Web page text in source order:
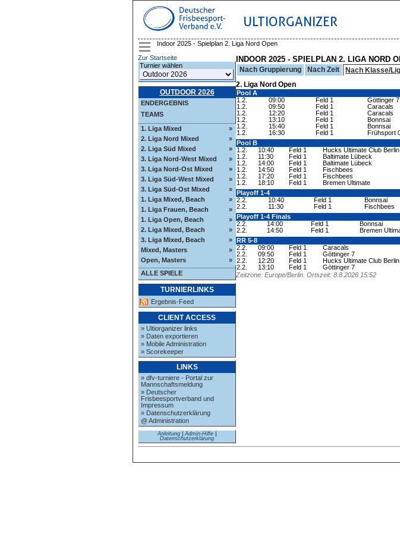
ULTIORGANIZER
Indoor 2025 - Spielplan 2. Liga Nord Open
Zur Startseite
Turnier wählen
OUTDOOR 2026
ENDERGEBNIS
TEAMS
1. Liga Mixed
»
2. Liga Nord Mixed
»
2. Liga Süd Mixed
»
3. Liga Nord-West Mixed
»
3. Liga Nord-Ost Mixed
»
3. Liga Süd-West Mixed
»
3. Liga Süd-Ost Mixed
»
1. Liga Mixed, Beach
»
1. Liga Frauen, Beach
»
1. Liga Open, Beach
»
2. Liga Mixed, Beach
»
3. Liga Mixed, Beach
»
Mixed, Masters
»
Open, Masters
»
ALLE SPIELE
TURNIERLINKS
Ergebnis-Feed
CLIENT ACCESS
» Ultiorganizer links
» Daten exportieren
» Mobile Administration
» Scorekeeper
LINKS
» dfv-turniere - Portal zur
Mannschaftsmeldung
» Deutscher
Frisbeesportverband und
Impressum
» Datenschutzerklärung
@ Administration
Anleitung| Admin-Hilfe|
Datenschutzerklärung
INDOOR 2025 - SPIELPLAN 2. LIGA NORD
Nach Gruppierung Nach Zeit Nach Klasse/
2. Liga Nord Open
Pool A
1.2.
09:00 Feld 1 Göttinger 7
1.2.
09:50 Feld 1 Caracals
1.2.
12:20 Feld 1 Caracals
1.2.
13:10 Feld 1 Bonnsai
1.2.
15:40 Feld 1 Bonnsai
1.2.
16:30 Feld 1 Frühsport
Pool B
1.2.
10:40 Feld 1 Hucks Ultimate Club Berlin
1.2.
11:30 Feld 1 Baltimate Lübeck
1.2.
14:00 Feld 1 Baltimate Lübeck
1.2.
14:50 Feld 1 Fischbees
1.2.
17:20 Feld 1 Fischbees
1.2.
18:10 Feld 1 Bremen Ultimate
Playoff 1-4
2.2.
10:40 Feld 1 Bonnsai
2.2.
11:30 Feld 1 Fischbees
Playoff 1-4 Finals
2.2.
14:00 Feld 1 Bonnsai
2.2.
14:50 Feld 1 Bremen
RR 5-8
2.2.
09:00 Feld 1 Caracals
2.2.
09:50 Feld 1 Göttinger 7
2.2.
12:20 Feld 1 Hucks Ultimate Club Berlin
2.2.
13:10 Feld 1 Göttinger 7
Zeitzone: Europe/Berlin. Ortszeit: 8.8.2026 15:52